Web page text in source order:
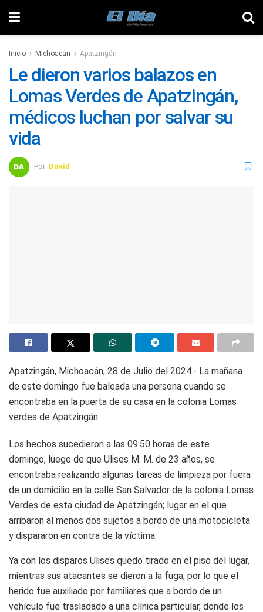
Inicio Michoacán Apatzingán
Le dieron varios balazos en
Lomas Verdes de Apatzingán,
médicos luchan por salvar su
vida
Por: David
Apatzingán, Michoacán, 28 de Julio del 2024.- La mañana
de este domingo fue baleada una persona cuando se
encontraba en la puerta de su casa en la colonia Lomas
verdes de Apatzingán.
Los hechos sucedieron a las 09:50 horas de este
domingo, luego de que Ulises M. M. de 23 años, se
encontraba realizando algunas tareas de limpieza por fuera
de un domicilio en la calle San Salvador de la colonia Lomas
Verdes de esta ciudad de Apatzingán; lugar en el que
arribaron al menos dos sujetos a bordo de una motocicleta
y dispararon en contra de la víctima.
Ya con los disparos Ulises quedo tirado en el piso del lugar,
mientras sus atacantes se dieron a la fuga, por lo que el
herido fue auxiliado por familiares que a bordo de un
vehículo fue trasladado a una clínica particular, donde los